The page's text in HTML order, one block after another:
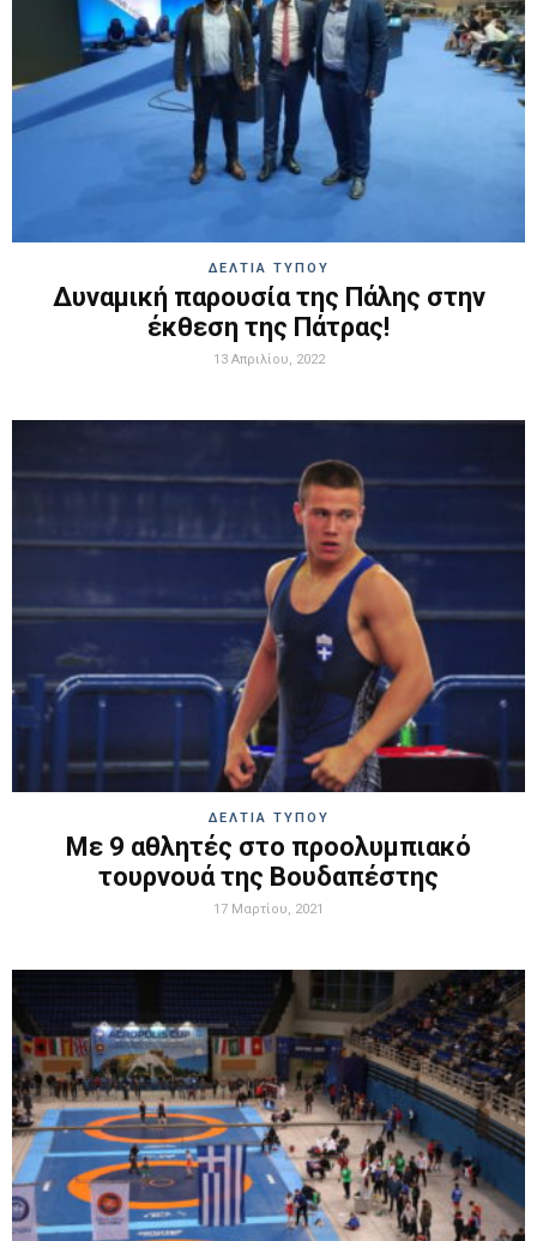
ΔΕΛΤΙΑ ΤΥΠΟΥ
Δυναμική παρουσία της Πάλης στην
έκθεση της Πάτρας!
13 Απριλίου, 2022
ΔΕΛΤΙΑ ΤΥΠΟΥ
Με 9 αθλητές στο προολυμπιακό
τουρνουά της Βουδαπέστης
17 Μαρτίου, 2021